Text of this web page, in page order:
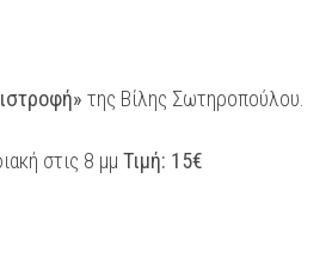
της Βίλης Σωτηροπούλου.
στις 8 μμ Τιμή: 15€